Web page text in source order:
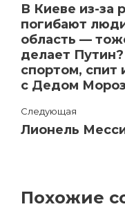
В Киеве из-за
погибают
область —
делает
спортом, спит
с Дедом
Следующая
Лионель
Похожие